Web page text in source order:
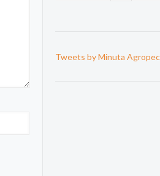
Tweets by Minuta